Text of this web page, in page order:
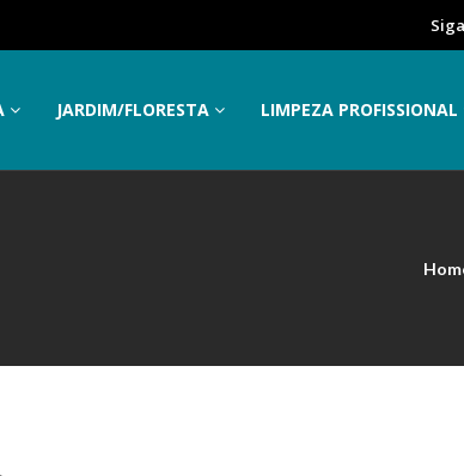
JARDIM/FLORESTA LIMPEZA PROFISSIONAL